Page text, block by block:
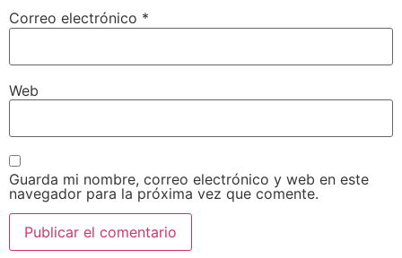
Correo electrónico *
Web
Guarda mi nombre, correo electrónico y web en este
navegador para la próxima vez que comente.